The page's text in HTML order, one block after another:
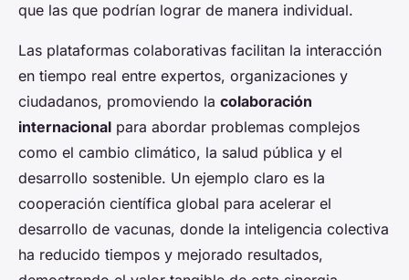
que las que podrían lograr de manera individual.
Las plataformas colaborativas facilitan la interacción
en tiempo real entre expertos, organizaciones y
ciudadanos, promoviendo la colaboración
internacional para abordar problemas complejos
como el cambio climático, la salud pública y el
desarrollo sostenible. Un ejemplo claro es la
cooperación científica global para acelerar el
desarrollo de vacunas, donde la inteligencia colectiva
ha reducido tiempos y mejorado resultados,